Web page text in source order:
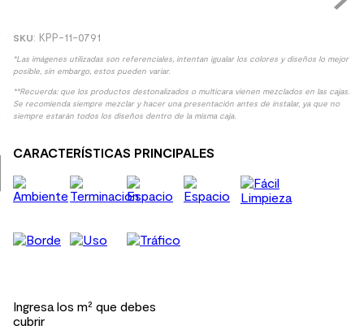
: KPP-11-0791
*Las imágenes utilizadas son referenciales, intentan igualar los colores y diseños lo mejor
posible, sin embargo, estos pueden variar.
**Recuerda: que los productos destonalizados o multicara vienen mezclados en las cajas.
Se recomienda siempre mezclar y hacer una presentación antes de instalar, ya que no
siempre estarán todos los diseños dentro de la misma caja.
CARACTERÍSTICAS PRINCIPALES
Ingresa los m² que debes
cubrir